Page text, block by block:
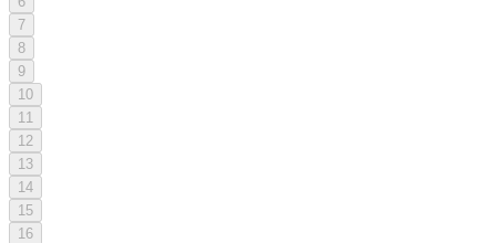
7
8
9
10
11
12
13
14
15
16